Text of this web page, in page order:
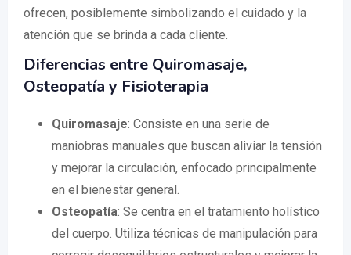
ofrecen, posiblemente simbolizando el cuidado y la
atención que se brinda a cada cliente.
Diferencias entre Quiromasaje,
Osteopatía y Fisioterapia
Quiromasaje: Consiste en una serie de
maniobras manuales que buscan aliviar la tensión
y mejorar la circulación, enfocado principalmente
en el bienestar general.
Osteopatía: Se centra en el tratamiento holístico
del cuerpo. Utiliza técnicas de manipulación para